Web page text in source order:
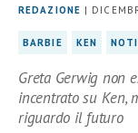
REDAZIONE |
BARBIE KEN
Greta Gerwig non
incentrato su Ken,
riguardo il futuro